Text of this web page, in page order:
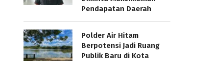
Pendapatan Daerah
Polder Air Hitam
Berpotensi Jadi Ruang
Publik Baru di Kota